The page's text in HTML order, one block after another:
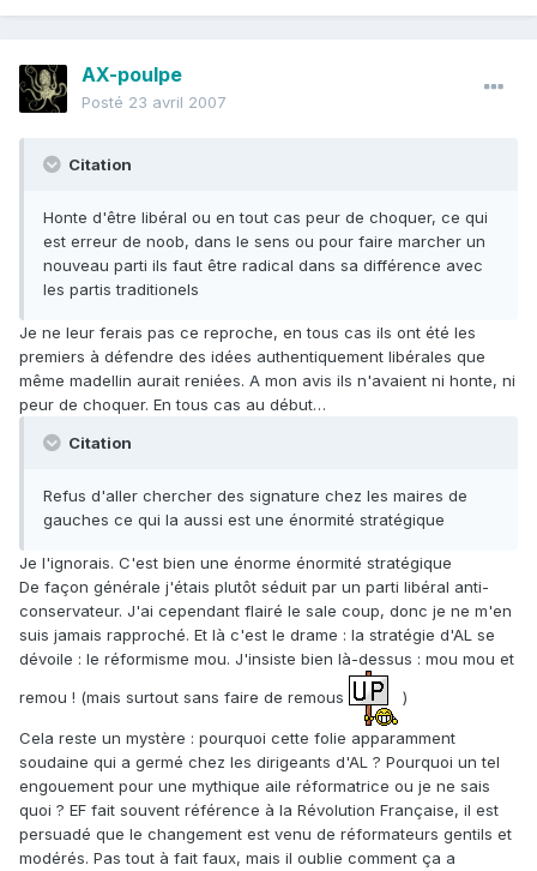
AX-poulpe
Posté 23 avril 2007
Citation
Honte d'être libéral ou en tout cas peur de choquer, ce qui
est erreur de noob, dans le sens ou pour faire marcher un
nouveau parti ils faut être radical dans sa différence avec
les partis traditionels
Je ne leur ferais pas ce reproche, en tous cas ils ont été les
premiers à défendre des idées authentiquement libérales que
même madellin aurait reniées. A mon avis ils n'avaient ni honte, ni
peur de choquer. En tous cas au début…
Citation
Refus d'aller chercher des signature chez les maires de
gauches ce qui la aussi est une énormité stratégique
Je l'ignorais. C'est bien une énorme énormité stratégique
De façon générale j'étais plutôt séduit par un parti libéral anti-
conservateur. J'ai cependant flairé le sale coup, donc je ne m'en
suis jamais rapproché. Et là c'est le drame : la stratégie d'AL se
dévoile : le réformisme mou. J'insiste bien là-dessus : mou mou et
remou ! (mais surtout sans faire de remous
)
Cela reste un mystère : pourquoi cette folie apparamment
soudaine qui a germé chez les dirigeants d'AL ? Pourquoi un tel
engouement pour une mythique aile réformatrice ou je ne sais
quoi ? EF fait souvent référence à la Révolution Française, il est
persuadé que le changement est venu de réformateurs gentils et
modérés. Pas tout à fait faux, mais il oublie comment ça a